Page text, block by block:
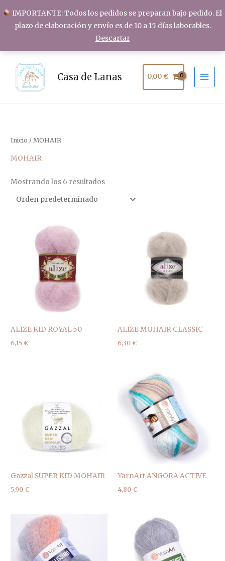
IMPORTANTE: Todos los pedidos se preparan bajo pedido. El
plazo de elaboración y envío es de 10 a 15 días laborables.
Descartar
contenido
Casa de Lanas 0,00€
Inicio / MOHAIR
MOHAIR
Mostrando los 6 resultados
ALIZE KID ROYAL 50
6,15 €
ALIZE MOHAIR CLASSIC
6,30 €
Gazzal SUPER KID MOHAIR
5,90 €
YarnArt ANGORA ACTIVE
4,80 €